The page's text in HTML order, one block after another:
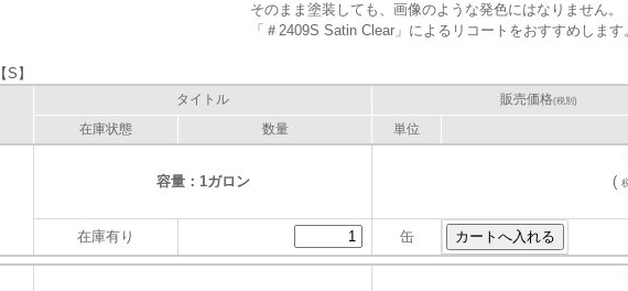
そのまま塗装しても、画像のような発色にはなりません。
「＃2409S Satin Clear」によるリコートをおすすめします
【S】
タイトル 販売価格(税別)
在庫状態 数量 単位
容量：1ガロン (
在庫有り 缶